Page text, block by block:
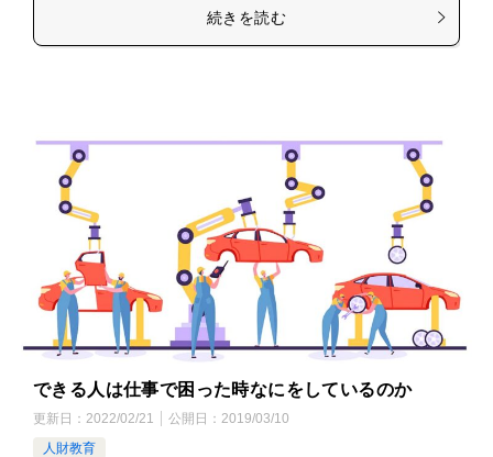
続きを読む
できる人は仕事で困った時なにをしているのか
更新日： 2022/02/21 公開日： 2019/03/10
人財教育